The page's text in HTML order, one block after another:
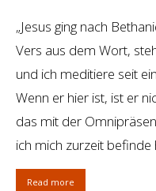
„Jesus ging nach
Vers aus dem Wort,
und ich meditiere seit
Wenn er hier ist, ist er
das mit der
ich mich zurzeit
Read more